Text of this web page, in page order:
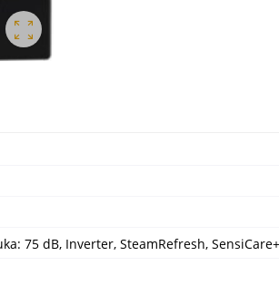
75 dB, Inverter, SteamRefresh,